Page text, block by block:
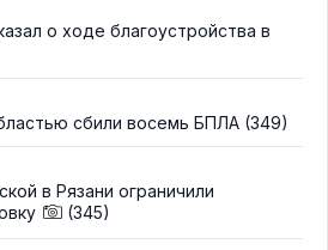
о ходе благоустройства в
сбили восемь БПЛА (349)
в Рязани ограничили
(345)